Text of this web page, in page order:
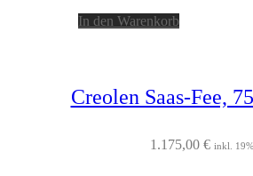
In den Warenkorb
Creolen Saas-Fee,
1.175,00 € inkl.